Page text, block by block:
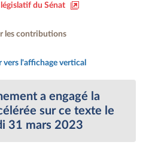
législatif du Sénat
les contributions
vers l'affichage vertical
a engagé la
sur ce texte le
31 mars 2023